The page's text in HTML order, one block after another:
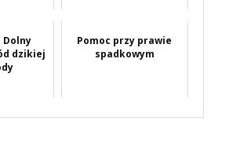
Dolny
dzikiej
Pomoc przy prawie
spadkowym